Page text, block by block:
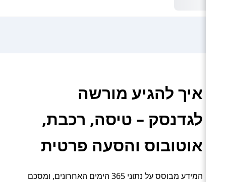
איך להגיע מורשה
לגדנסק – טיסה, רכבת,
אוטובוס והסעה פרטית
המידע מבוסס על נתוני 365 הימים האחרונים, ומסכם